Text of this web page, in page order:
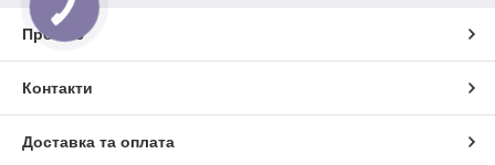
Про нас
Контакти
Доставка та оплата
КНОПКА
ЗВ'ЯЗКУ